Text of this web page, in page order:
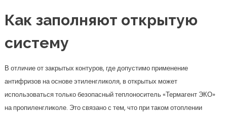
Как заполняют открытую
систему
В отличие от закрытых контуров, где допустимо применение
антифризов на основе этиленгликоля, в открытых может
использоваться только безопасный теплоноситель «Термагент ЭКО»
на пропиленгликоле. Это связано с тем, что при таком отоплении